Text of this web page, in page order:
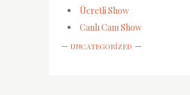
Ücretli Show
Canlı Cam Show
UNCATEGORIZED